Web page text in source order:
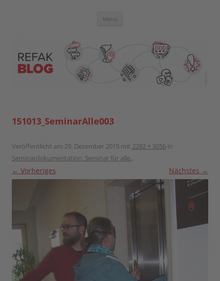
Blog der Referent:innen Akademie
Menü
151013_SeminarAlle003
Veröffentlicht am 29. Dezember 2015 mit 2292 × 3056 in
Seminardokumentation: Seminar für alle..
← Vorheriges Nächstes →